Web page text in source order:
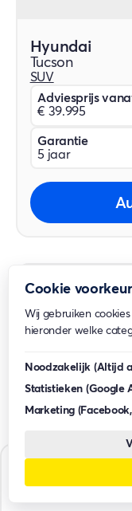
Hyundai
Tucson
SUV
Adviesprijs
€ 39.995
Garantie
5 jaar
Toyota
Corolla Cross
Cookie
Wij gebruiken
hieronder welke
Noodzakelijk (Altijd
Statistieken (Google
Marketing